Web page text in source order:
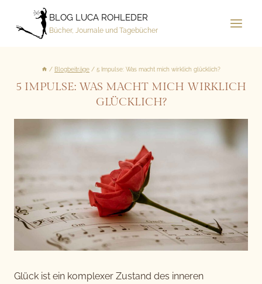
springen
BLOG LUCA ROHLEDER
Bücher, Journale und Tagebücher
/ Blogbeiträge / 5 Impulse: Was macht mich wirklich glücklich?
5 IMPULSE: WAS MACHT MICH WIRKLICH
GLÜCKLICH?
Glück ist ein komplexer Zustand des inneren